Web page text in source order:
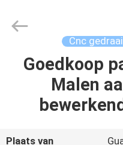
HUIS
PRODUCTEN
OVER
Technology
Reserved.
Cnc
Goedkoop
Malen
Plaats van